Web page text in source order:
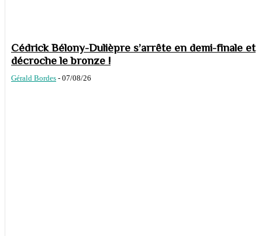
Cédrick Bélony-Dulièpre s’arrête en demi-finale et
décroche le bronze !
Gérald Bordes - 07/08/26